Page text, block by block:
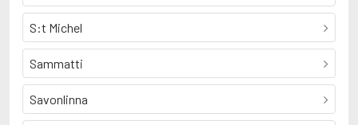
S:t Michel
Sammatti
Savonlinna